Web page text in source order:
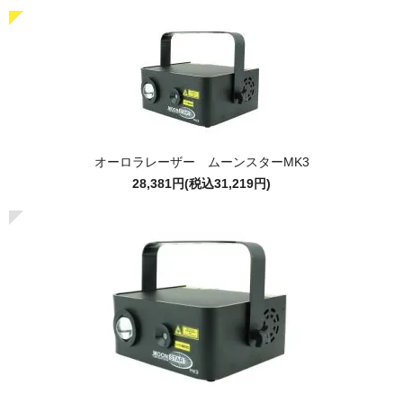
オーロラレーザー ムーンスターMK3
28,381円(税込31,219円)